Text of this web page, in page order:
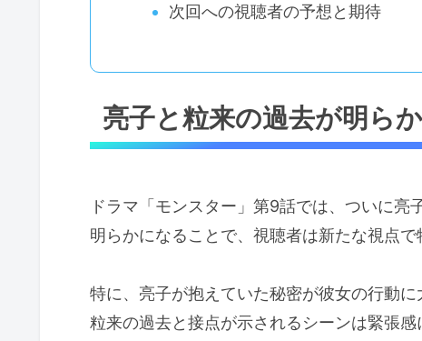
次回への視聴者の予想と期待
亮子と粒来の過去が明ら
ドラマ「モンスター」第9話では、ついに
明らかになることで、視聴者は新たな視点で
特に、亮子が抱えていた秘密が彼女の行動
粒来の過去と接点が示されるシーンは緊張